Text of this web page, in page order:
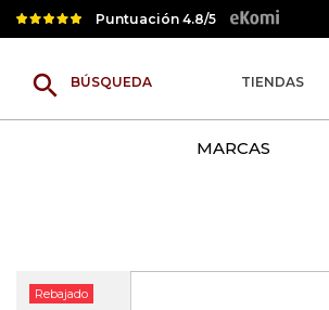
Puntuación 4.8/5
search TIENDAS
MARCAS
Rebajado